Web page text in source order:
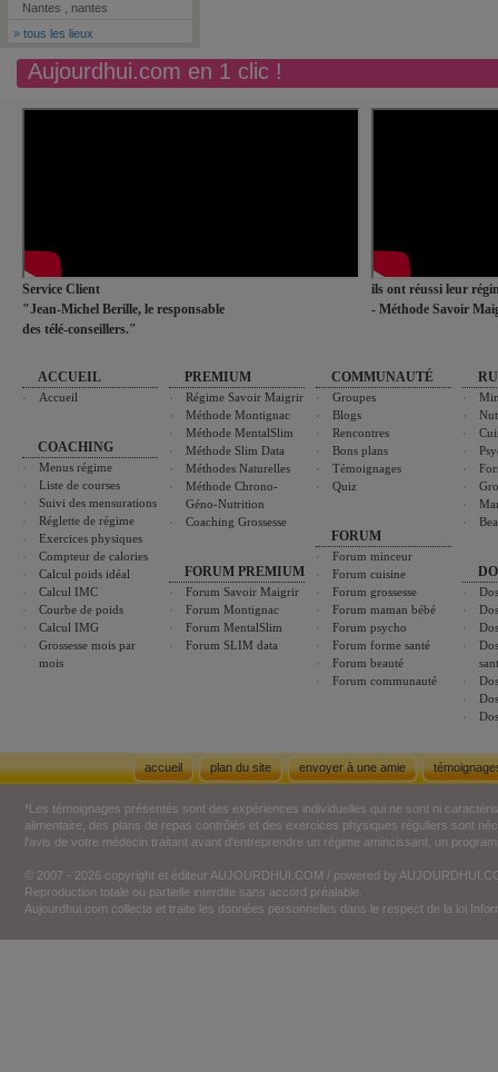
Nantes , nantes
» tous les lieux
Aujourdhui.com en 1 clic !
Service Client
"Jean-Michel Berille, le responsable
des télé-conseillers."
ils ont réussi leur
- Méthode Savoir
ACCUEIL
Accueil
COACHING
Menus régime
Liste de courses
Suivi des mensurations
Réglette de régime
Exercices physiques
Compteur de calories
Calcul poids idéal
Calcul IMC
Courbe de poids
Calcul IMG
Grossesse mois par
mois
PREMIUM
Régime Savoir Maigrir
Méthode Montignac
Méthode MentalSlim
Méthode Slim Data
Méthodes Naturelles
Méthode Chrono-
Géno-Nutrition
Coaching Grossesse
FORUM PREMIUM
Forum Savoir Maigrir
Forum Montignac
Forum MentalSlim
Forum SLIM data
COMMUNAUTÉ
Groupes
Blogs
Rencontres
Bons plans
Témoignages
Quiz
FORUM
Forum minceur
Forum cuisine
Forum grossesse
Forum maman bébé
Forum psycho
Forum forme santé
Forum beauté
Forum communauté
accueil plan du site envoyer à une amie
*Les témoignages présentés sont des expériences individuelles qui ne sont ni
alimentaire, des plans de repas contrôlés et des exercices physiques réguliers sont
l'avis de votre médecin traitant avant d'entreprendre un régime amincissant, un
© 2007 - 2026 copyright et éditeur AUJOURDHUI.COM / powered by
Reproduction totale ou partielle interdite sans accord préalable.
Aujourdhui.com collecte et traite les données personnelles dans le respect de la loi